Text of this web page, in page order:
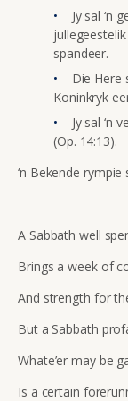
Jy sal ‘n
spandeer.
Die Here
Koninkryk
Jy sal ‘n
(Op. 14:13).
‘n Bekende rympie
A Sabbath well
Brings a week of
And strength for
But a Sabbath
Whate’er may be
Is a certain